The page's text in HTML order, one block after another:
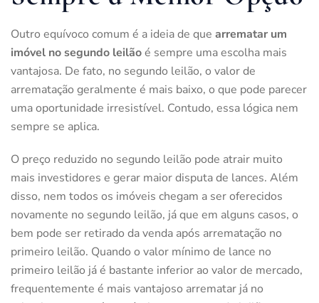
Outro equívoco comum é a ideia de que arrematar um
imóvel no segundo leilãoé sempre uma escolha mais
vantajosa. De fato, no segundo leilão, o valor de
arrematação geralmente é mais baixo, o que pode parecer
uma oportunidade irresistível. Contudo, essa lógica nem
sempre se aplica.
O preço reduzido no segundo leilão pode atrair muito
mais investidores e gerar maior disputa de lances. Além
disso, nem todos os imóveis chegam a ser oferecidos
novamente no segundo leilão, já que em alguns casos, o
bem pode ser retirado da venda após arrematação no
primeiro leilão. Quando o valor mínimo de lance no
primeiro leilão já é bastante inferior ao valor de mercado,
frequentemente é mais vantajoso arrematar já no